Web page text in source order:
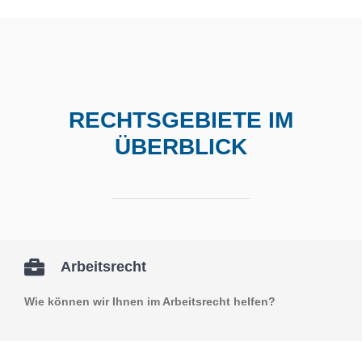
RECHTSGEBIETE IM
ÜBERBLICK
Arbeitsrecht
Wie können wir Ihnen im Arbeitsrecht helfen?